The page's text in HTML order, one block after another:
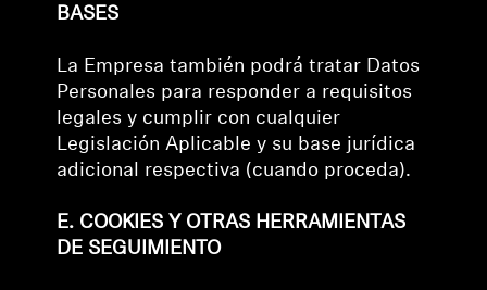
BASES
La Empresa también podrá tratar Datos
Personales para responder a requisitos
legales y cumplir con cualquier
Legislación Aplicable y su base jurídica
adicional respectiva (cuando proceda).
E. COOKIES Y OTRAS HERRAMIENTAS
DE SEGUIMIENTO